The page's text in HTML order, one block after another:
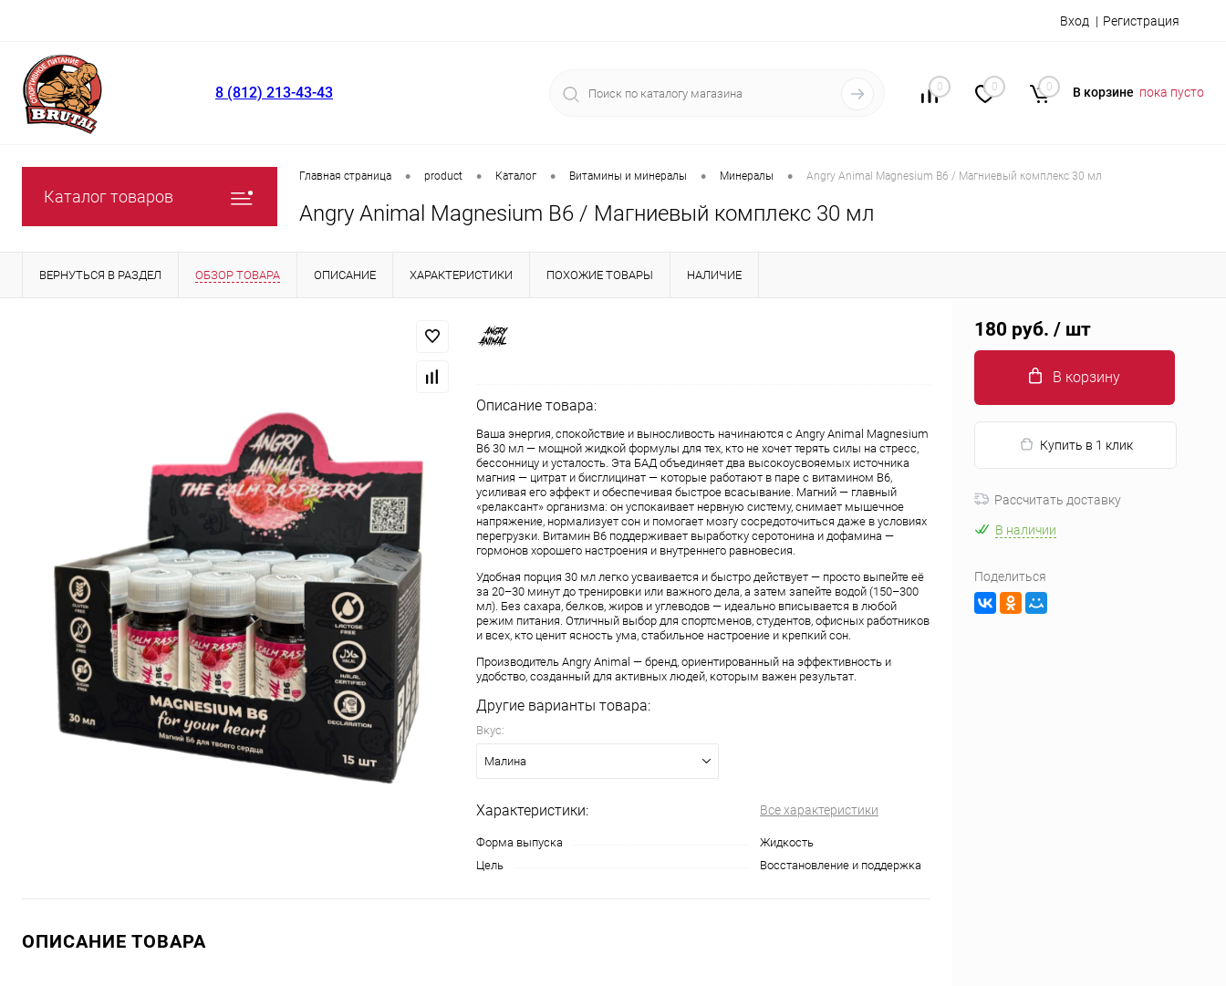
Вход Регистрация
8 (812) 213-43-43 0 0 0 В корзине пока пусто
Каталог товаров
Главная страница • product • Каталог • Витамины и минералы • Минералы • Angry Animal Magnesium B6 / Магниевый комплекс 30 мл
Angry Animal Magnesium B6 / Магниевый комплекс 30 мл
ВЕРНУТЬСЯ В РАЗДЕЛ ОБЗОР ТОВАРА ОПИСАНИЕ ХАРАКТЕРИСТИКИ ПОХОЖИЕ ТОВАРЫ НАЛИЧИЕ
Описание товара:
Ваша энергия, спокойствие и выносливость начинаются с Angry Animal Magnesium
B6 30 мл — мощной жидкой формулы для тех, кто не хочет терять силы на стресс,
бессонницу и усталость. Эта БАД объединяет два высокоусвояемых источника
магния — цитрат и бисглицинат — которые работают в паре с витамином B6,
усиливая его эффект и обеспечивая быстрое всасывание. Магний — главный
«релаксант» организма: он успокаивает нервную систему, снимает мышечное
напряжение, нормализует сон и помогает мозгу сосредоточиться даже в условиях
перегрузки. Витамин B6 поддерживает выработку серотонина и дофамина —
гормонов хорошего настроения и внутреннего равновесия.
Удобная порция 30 мл легко усваивается и быстро действует — просто выпейте её
за 20–30 минут до тренировки или важного дела, а затем запейте водой (150–300
мл). Без сахара, белков, жиров и углеводов — идеально вписывается в любой
режим питания. Отличный выбор для спортсменов, студентов, офисных работников
и всех, кто ценит ясность ума, стабильное настроение и крепкий сон.
Производитель Angry Animal — бренд, ориентированный на эффективность и
удобство, созданный для активных людей, которым важен результат.
Другие варианты товара:
Вкус:
Малина
Характеристики: Все характеристики
Форма выпуска
Жидкость
Цель
Восстановление и поддержка
ОПИСАНИЕ ТОВАРА
180 руб. / шт
В корзину
Купить в 1 клик
Рассчитать доставку
В наличии
Поделиться